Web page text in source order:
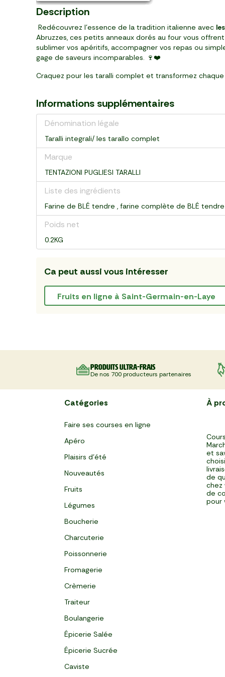
Description
Redécouvrez l'essence de la tradition italienne avec
Abruzzes, ces petits anneaux dorés au four vous
sublimer vos apéritifs, accompagner vos repas ou
gage de saveurs incomparables. 🍷❤️
Craquez pour les taralli complet et transformez
Informations supplémentaires
Dénomination légale
Taralli integrali/ les tarallo complet
Marque
TENTAZIONI PUGLIESI TARALLI
Liste des ingrédients
Farine de BLÉ tendre , farine complète de BLÉ
Poids net
0.2KG
Ca peut aussi vous intéresser
Fruits en ligne à Saint-Germain-en-Laye
Produits ultra-frais
De nos 700 producteurs partenaires
Catégories
Faire ses courses en ligne
Apéro
Plaisirs d'été
Nouveautés
Fruits
Légumes
Boucherie
Charcuterie
Poissonnerie
Fromagerie
Crèmerie
Traiteur
Boulangerie
Épicerie Salée
Épicerie Sucrée
Caviste
À
et
de
chez
de
pour